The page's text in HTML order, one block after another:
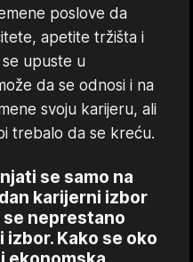
poslove da
apetite tržišta i
upuste u
da se odnosi i na
svoju karijeru, ali
trebalo da se kreću.
se samo na
karijerni izbor
neprestano
Kako se oko